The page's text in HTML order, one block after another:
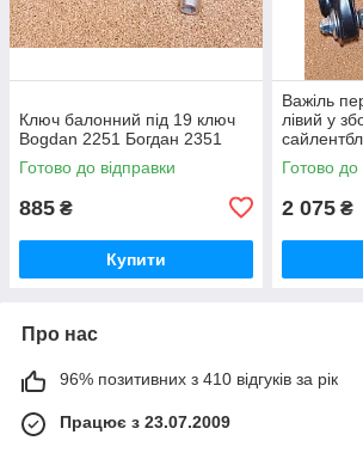
Ключ балонний під 19 ключ
Bogdan 2251 Богдан 2351
Готово до відправки
885 ₴
Купити
Важіль
лівий у
2251
Готово до
2 075 ₴
Про нас
96% позитивних з 410 відгуків за рік
Працює з 23.07.2009